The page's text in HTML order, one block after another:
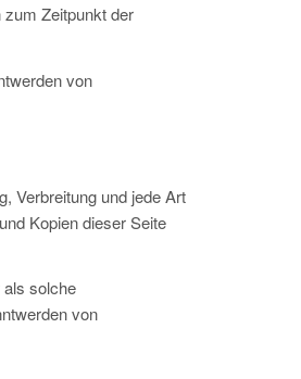
zum Zeitpunkt der
von
Verbreitung und jede Art
Kopien dieser Seite
als solche
von